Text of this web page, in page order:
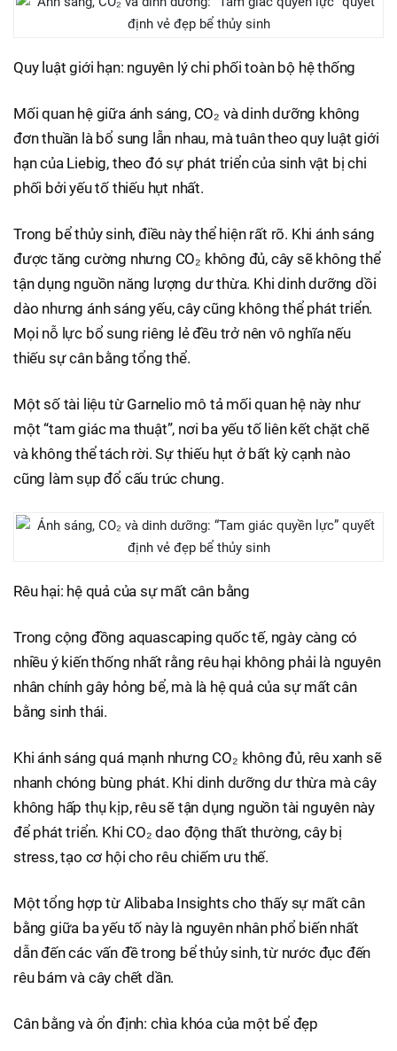
Quy luật giới hạn: nguyên lý chi phối toàn bộ hệ thống
Mối quan hệ giữa ánh sáng, CO₂ và dinh dưỡng không
đơn thuần là bổ sung lẫn nhau, mà tuân theo quy luật giới
hạn của Liebig, theo đó sự phát triển của sinh vật bị chi
phối bởi yếu tố thiếu hụt nhất.
Trong bể thủy sinh, điều này thể hiện rất rõ. Khi ánh sáng
được tăng cường nhưng CO₂ không đủ, cây sẽ không thể
tận dụng nguồn năng lượng dư thừa. Khi dinh dưỡng dồi
dào nhưng ánh sáng yếu, cây cũng không thể phát triển.
Mọi nỗ lực bổ sung riêng lẻ đều trở nên vô nghĩa nếu
thiếu sự cân bằng tổng thể.
Một số tài liệu từ Garnelio mô tả mối quan hệ này như
một “tam giác ma thuật”, nơi ba yếu tố liên kết chặt chẽ
và không thể tách rời. Sự thiếu hụt ở bất kỳ cạnh nào
cũng làm sụp đổ cấu trúc chung.
Rêu hại: hệ quả của sự mất cân bằng
Trong cộng đồng aquascaping quốc tế, ngày càng có
nhiều ý kiến thống nhất rằng rêu hại không phải là nguyên
nhân chính gây hỏng bể, mà là hệ quả của sự mất cân
bằng sinh thái.
Khi ánh sáng quá mạnh nhưng CO₂ không đủ, rêu xanh sẽ
nhanh chóng bùng phát. Khi dinh dưỡng dư thừa mà cây
không hấp thụ kịp, rêu sẽ tận dụng nguồn tài nguyên này
để phát triển. Khi CO₂ dao động thất thường, cây bị
stress, tạo cơ hội cho rêu chiếm ưu thế.
Một tổng hợp từ Alibaba Insights cho thấy sự mất cân
bằng giữa ba yếu tố này là nguyên nhân phổ biến nhất
dẫn đến các vấn đề trong bể thủy sinh, từ nước đục đến
rêu bám và cây chết dần.
Cân bằng và ổn định: chìa khóa của một bể đẹp